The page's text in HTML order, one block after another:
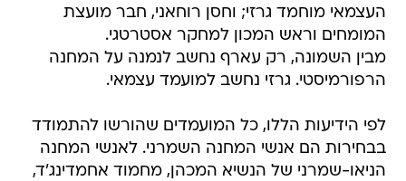
העצמאי מוחמד גרזי; וחסן רוחאני, חבר מועצת
המומחים וראש המכון למחקר אסטרטגי.
מבין השמונה, רק עארף נחשב לנמנה על המחנה
הרפורמיסטי. גרזי נחשב למועמד עצמאי.
לפי הידיעות הללו, כל המועמדים שהורשו להתמודד
בבחירות הם אנשי המחנה השמרני. לאנשי המחנה
הניאו-שמרני של הנשיא המכהן, מחמוד אחמדינג'ד,